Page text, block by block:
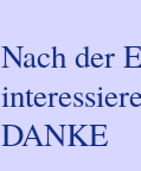
Nach der
DANKE